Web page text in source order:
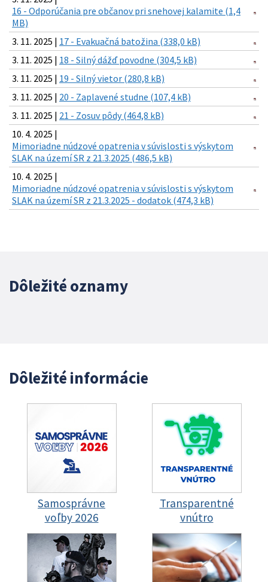
16 - Odporúčania pre občanov pri snehovej kalamite (1,4
MB)
3. 11. 2025 | 17 - Evakuačná batožina (338,0 kB)
3. 11. 2025 | 18 - Silný dážď povodne (304,5 kB)
3. 11. 2025 | 19 - Silný vietor (280,8 kB)
3. 11. 2025 | 20 - Zaplavené studne (107,4 kB)
3. 11. 2025 | 21 - Zosuv pôdy (464,8 kB)
10. 4. 2025 |
Mimoriadne núdzové opatrenia v súvislosti s výskytom
SLAK na území SR z 21.3.2025 (486,5 kB)
10. 4. 2025 |
Mimoriadne núdzové opatrenia v súvislosti s výskytom
SLAK na území SR z 21.3.2025 - dodatok (474,3 kB)
Dôležité oznamy
Dôležité informácie
Samosprávne
voľby 2026
Transparentné
vnútro